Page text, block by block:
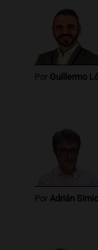
Una
Episodios
Audio.
Messi
Una
Jorge
Vargas
Una
Episodios
Por Guillermo
Por Adrián